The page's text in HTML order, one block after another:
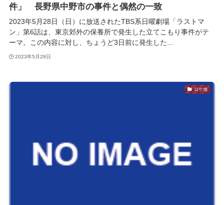
件」 長野県中野市の事件と偶然の一致
2023年5月28日（日）に放送されたTBS系日曜劇場「ラストマ
ン」第6話は、東京郊外の保養所で発生した立てこもり事件がテ
ーマ。この内容に対し、ちょうど3日前に発生した...
2023年5月28日
ロケ地